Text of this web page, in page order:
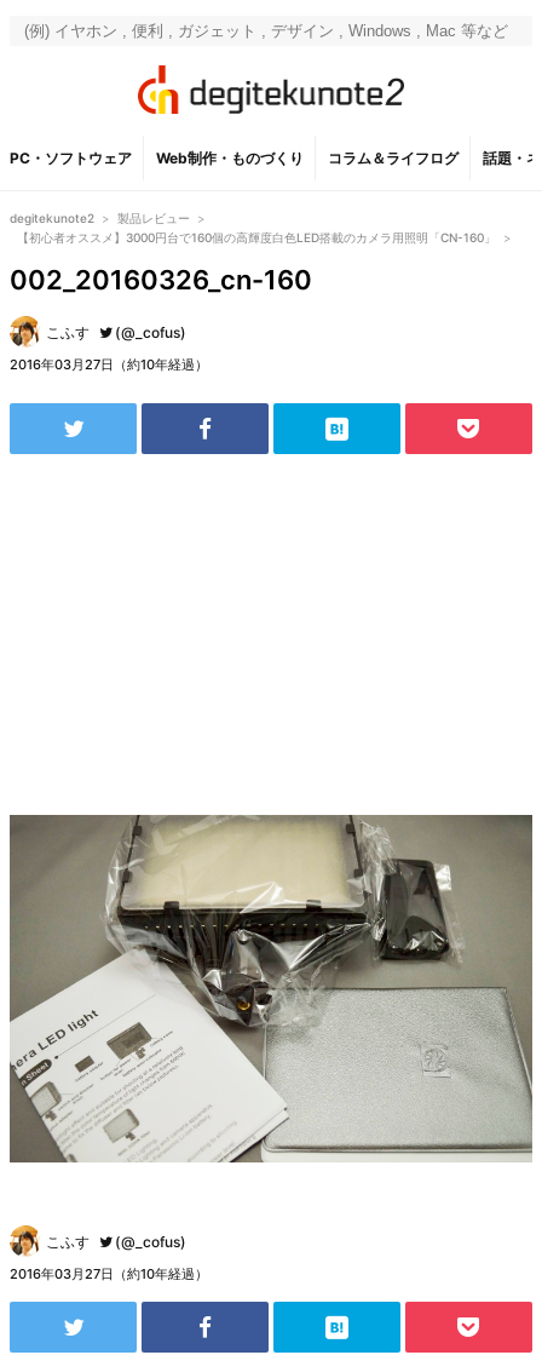
PC・ソフトウェア Web制作・ものづくり コラム＆ライフログ 話題・
degitekunote2 > 製品レビュー
>
【初心者オススメ】3000円台で160個の高輝度白色LED搭載のカメラ用照明「CN-160」
>
002_20160326_cn-160
こふす (@_cofus)
2016年03月27日（約10年経過）
こふす (@_cofus)
2016年03月27日（約10年経過）